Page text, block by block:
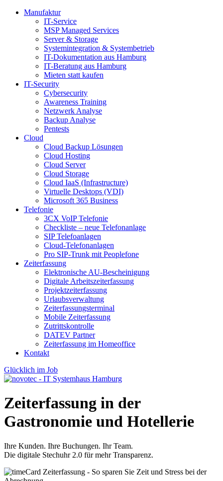
Manufaktur
IT-Service
MSP Managed Services
Server & Storage
Systemintegration & Systembetrieb
IT-Dokumentation aus Hamburg
IT-Beratung aus Hamburg
Mieten statt kaufen
IT-Security
Cybersecurity
Awareness Training
Netzwerk Analyse
Backup Analyse
Pentests
Cloud
Cloud Backup Lösungen
Cloud Hosting
Cloud Server
Cloud Storage
Cloud IaaS (Infrastructure)
Virtuelle Desktops (VDI)
Microsoft 365 Business
Telefonie
3CX VoIP Telefonie
Checkliste – neue Telefonanlage
SIP Telefoanlagen
Cloud-Telefonanlagen
Pro SIP-Trunk mit Peoplefone
Zeiterfassung
Elektronische AU-Bescheinigung
Digitale Arbeitszeiterfassung
Projektzeiterfassung
Urlaubsverwaltung
Zeiterfassungsterminal
Mobile Zeiterfassung
Zutrittskontrolle
DATEV Partner
Zeiterfassung im Homeoffice
Kontakt
Glücklich im Job
Zeiterfassung in der
Gastronomie und Hotellerie
Ihre Kunden. Ihre Buchungen. Ihr Team.
Die digitale Stechuhr 2.0 für mehr Transparenz.